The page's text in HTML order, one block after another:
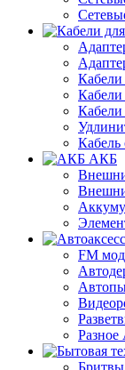
Кабель
АКБ
FM
Разное
Бритвы